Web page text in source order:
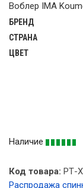
Воблер IMA
БРЕНД
СТРАНА
ЦВЕТ
Наличие
Код товара: РТ-
Распродажа